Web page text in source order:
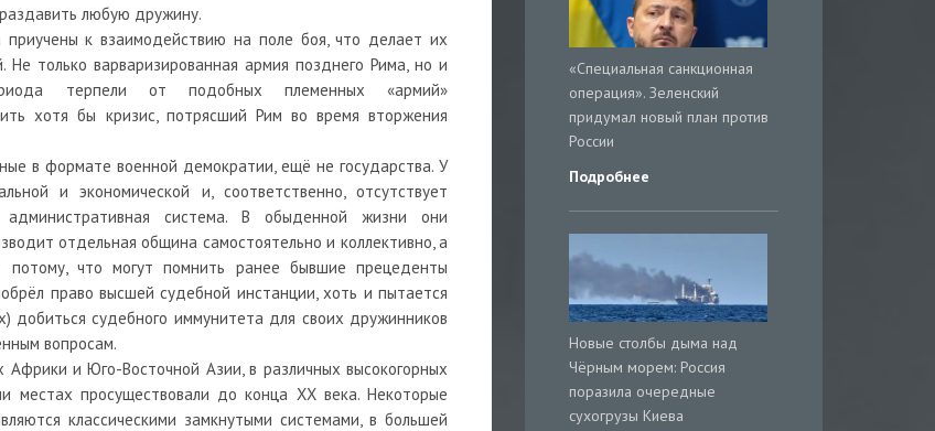
любую дружину.
к взаимодействию на поле боя, что делает их
Не только варваризированная армия позднего Рима, но и
терпели от подобных племенных «армий»
хотя бы кризис, потрясший Рим во время вторжения
в формате военной демократии, ещё не государства. У
и экономической и, соответственно, отсутствует
административная система. В обыденной жизни они
отдельная община самостоятельно и коллективно, а
что могут помнить ранее бывшие прецеденты
право высшей судебной инстанции, хоть и пытается
добиться судебного иммунитета для своих дружинников
вопросам.
и Юго-Восточной Азии, в различных высокогорных
местах просуществовали до конца ХХ века. Некоторые
классическими замкнутыми системами, в большей
«Специальная санкционная
операция». Зеленский
придумал новый план против
России
Подробнее
Новые столбы дыма над
Чёрным морем: Россия
поразила очередные
сухогрузы Киева